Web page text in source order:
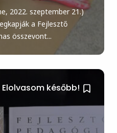
2022. szeptember 21.)
a Fejlesztő
összevont...
Elolvasom később!